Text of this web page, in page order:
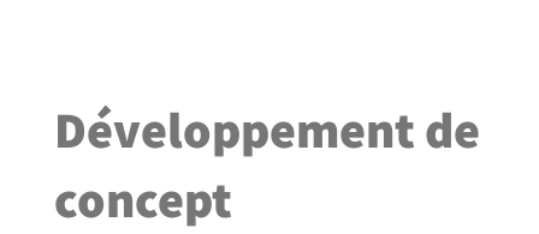
Développement de
concept